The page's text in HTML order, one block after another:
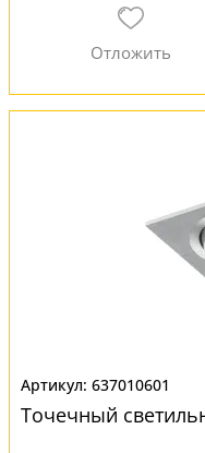
637010601
Точечный